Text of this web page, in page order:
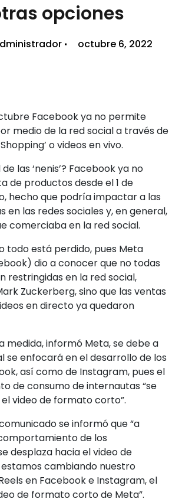
opciones
octubre 6, 2022
Facebook ya no permite
medio de la red social a través de
o videos en vivo.
las ‘nenis’? Facebook ya no
de productos desde el 1 de
hecho que podría impactar a las
en las redes sociales y, en general,
comerciaba en la red social.
todo está perdido, pues Meta
dio a conocer que no todas
restringidas en la red social,
Zuckerberg, sino que las ventas
en directo ya quedaron
medida, informó Meta, se debe a
se enfocará en el desarrollo de los
así como de Instagram, pues el
de consumo de internautas “se
video de formato corto”.
se informó que “a
de los
desplaza hacia el video de
cambiando nuestro
en Facebook e Instagram, el
de formato corto de Meta”.